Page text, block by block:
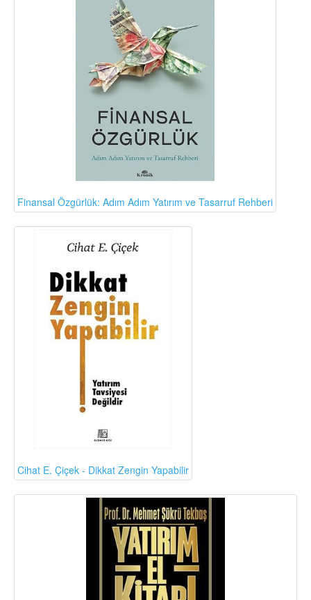
Finansal Özgürlük: Adım Adım Yatırım ve Tasarruf Rehberi
Cihat E. Çiçek - Dikkat Zengin Yapabilir